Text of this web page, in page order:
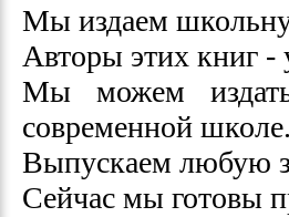
Мы издаем
Авторы этих книг -
Мы можем
современной
Выпускаем любую
Сейчас мы готовы